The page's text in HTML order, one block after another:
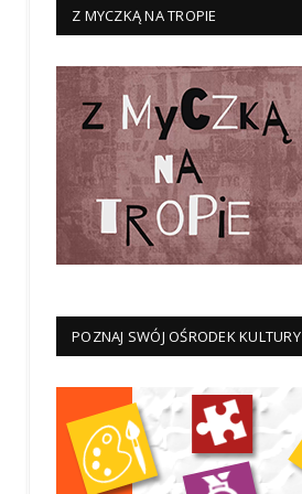
Z MYCZKĄ NA TROPIE
POZNAJ SWÓJ OŚRODEK KULTURY